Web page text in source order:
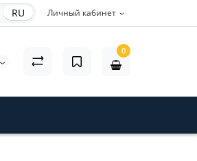
Личный кабинет
RU
0